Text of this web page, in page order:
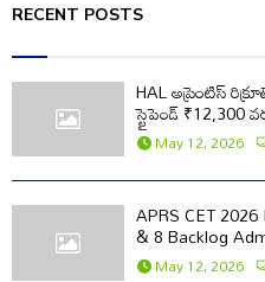
c
RECENT POSTS
HAL అప్రెంటిస్
స్టైపెండ్ ₹12,300
May 12, 2026
APRS CET
& 8 Backlog
May 12, 2026